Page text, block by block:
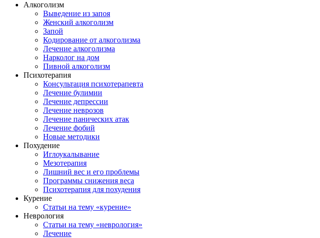
Алкоголизм
Выведение из запоя
Женский алкоголизм
Запой
Кодирование от алкоголизма
Лечение алкоголизма
Нарколог на дом
Пивной алкоголизм
Психотерапия
Консультация психотерапевта
Лечение булимии
Лечение депрессии
Лечение неврозов
Лечение панических атак
Лечение фобий
Новые методики
Похудение
Иглоукалывание
Мезотерапия
Лишний вес и его проблемы
Программы снижения веса
Психотерапия для похудения
Курение
Статьи на тему «курение»
Неврология
Статьи на тему «неврология»
Лечение